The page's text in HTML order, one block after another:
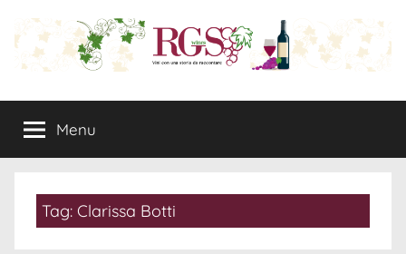
contenuto
RGS
Wines:
Vini
con
Rappresentanze
Menu
Tag: Clarissa Botti